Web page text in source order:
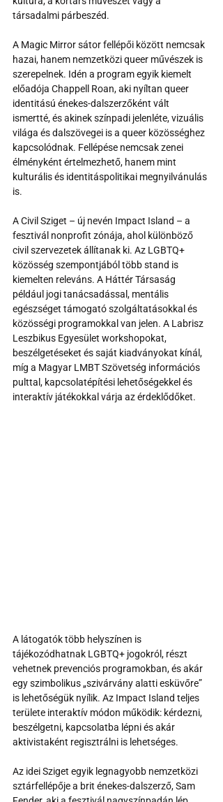
társadalmi párbeszéd.
A Magic Mirror sátor fellépői között nemcsak
hazai, hanem nemzetközi queer művészek is
szerepelnek. Idén a program egyik kiemelt
előadója Chappell Roan, aki nyíltan queer
identitású énekes-dalszerzőként vált
ismertté, és akinek színpadi jelenléte, vizuális
világa és dalszövegei is a queer közösséghez
kapcsolódnak. Fellépése nemcsak zenei
élményként értelmezhető, hanem mint
kulturális és identitáspolitikai megnyilvánulás
is.
A Civil Sziget – új nevén Impact Island – a
fesztivál nonprofit zónája, ahol különböző
civil szervezetek állítanak ki. Az LGBTQ+
közösség szempontjából több stand is
kiemelten releváns. A Háttér Társaság
például jogi tanácsadással, mentális
egészséget támogató szolgáltatásokkal és
közösségi programokkal van jelen. A Labrisz
Leszbikus Egyesület workshopokat,
beszélgetéseket és saját kiadványokat kínál,
míg a Magyar LMBT Szövetség információs
pulttal, kapcsolatépítési lehetőségekkel és
interaktív játékokkal várja az érdeklődőket.
A látogatók több helyszínen is
tájékozódhatnak LGBTQ+ jogokról, részt
vehetnek prevenciós programokban, és akár
egy szimbolikus „szivárvány alatti esküvőre”
is lehetőségük nyílik. Az Impact Island teljes
területe interaktív módon működik: kérdezni,
beszélgetni, kapcsolatba lépni és akár
aktivistaként regisztrálni is lehetséges.
Az idei Sziget egyik legnagyobb nemzetközi
sztárfellépője a brit énekes-dalszerző, Sam